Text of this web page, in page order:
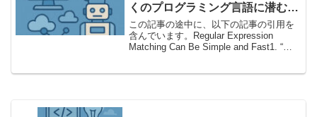
くのプログラミング言語に潜む遅
さの罠とその打開策を徹底解説～
この記事の途中に、以下の記事の引用を
含んでいます。Regular Expression
Matching Can Be Simple and Fast1. “正